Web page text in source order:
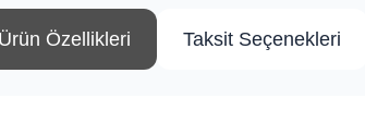
Ürün Özellikleri Taksit Seçenekleri